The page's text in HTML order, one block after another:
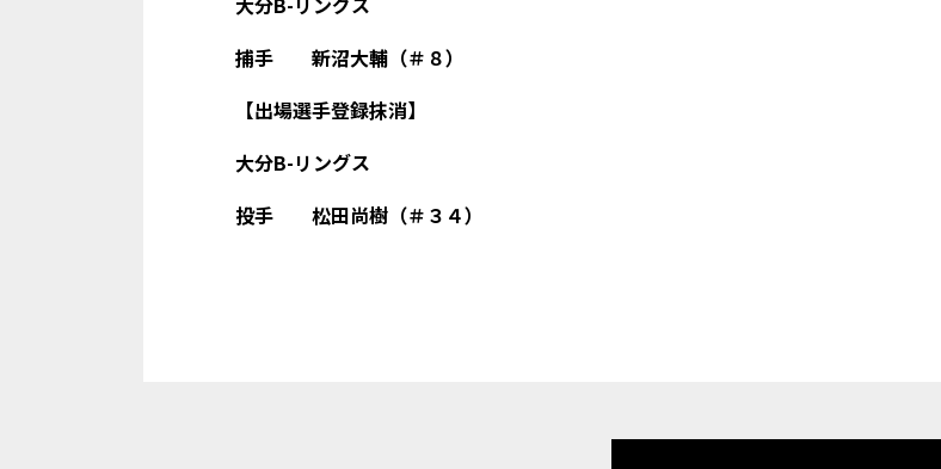
捕手 新沼大輔（＃８）
【出場選手登録抹消】
大分B-リングス
投手 松田尚樹（＃３４）